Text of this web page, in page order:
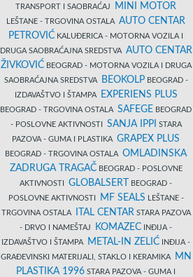
TRANSPORT I SAOBRAĆAJ
MINI MOTOR
LEŠTANE - TRGOVINA OSTALA AUTO CENTAR
PETROVIĆ KALUĐERICA - MOTORNA VOZILA I
DRUGA SAOBRAĆAJNA SREDSTVA AUTO CENTAR
ŽIVKOVIĆBEOGRAD - MOTORNA VOZILA I DRUGA
SAOBRAĆAJNA SREDSTVA
BEOKOLPBEOGRAD -
IZDAVAŠTVO I ŠTAMPA
EXPERIENS PLUS
BEOGRAD - TRGOVINA OSTALA SAFEGE BEOGRAD
- POSLOVNE AKTIVNOSTI SANJA IPPI
STARA
PAZOVA - GUMA I PLASTIKA GRAPEX PLUS
BEOGRAD - TRGOVINA OSTALA OMLADINSKA
ZADRUGA TRAGAČBEOGRAD - POSLOVNE
AKTIVNOSTI GLOBALSERT
BEOGRAD -
POSLOVNE AKTIVNOSTI
MF SEALS LEŠTANE -
TRGOVINA OSTALA
ITAL CENTAR STARA PAZOVA
- DRVO I NAMEŠTAJ
KOMAZEC INĐIJA -
IZDAVAŠTVO I ŠTAMPA
METAL-IN ZELIĆ INĐIJA -
GRAĐEVINSKI MATERIJALI, STAKLO I KERAMIKA
MN
PLASTIKA 1996 STARA PAZOVA - GUMA I